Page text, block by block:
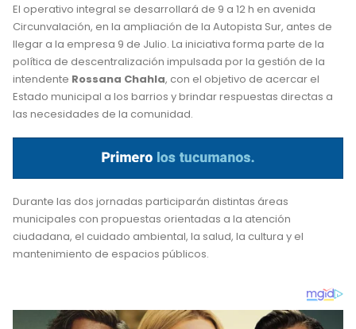
El operativo integral se desarrollará de 9 a 12 h en avenida
Circunvalación, en la ampliación de la Autopista Sur, antes de
llegar a la empresa 9 de Julio. La iniciativa forma parte de la
política de descentralización impulsada por la gestión de la
intendente Rossana Chahla, con el objetivo de acercar el
Estado municipal a los barrios y brindar respuestas directas a
las necesidades de la comunidad.
Durante las dos jornadas participarán distintas áreas
municipales con propuestas orientadas a la atención
ciudadana, el cuidado ambiental, la salud, la cultura y el
mantenimiento de espacios públicos.